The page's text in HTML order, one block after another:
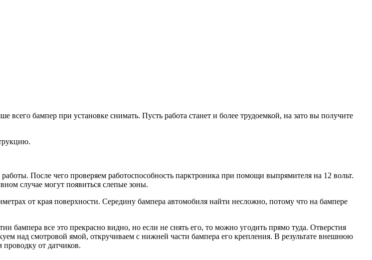
бампер при установке снимать. Пусть работа станет и более трудоемкой, на зато вы получите
После чего проверяем работоспособность парктроника при помощи выпрямителя на 12 вольт.
случае могут появиться слепые зоны.
от края поверхности. Середину бампера автомобиля найти несложно, потому что на бампере
бампера все это прекрасно видно, но если не снять его, то можно угодить прямо туда. Отверстия
над смотровой ямой, откручиваем с нижней части бампера его крепления. В результате внешнюю
от датчиков.